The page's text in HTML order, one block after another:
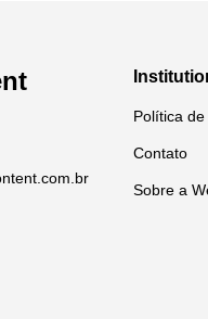
Política
Contato
Sobre a